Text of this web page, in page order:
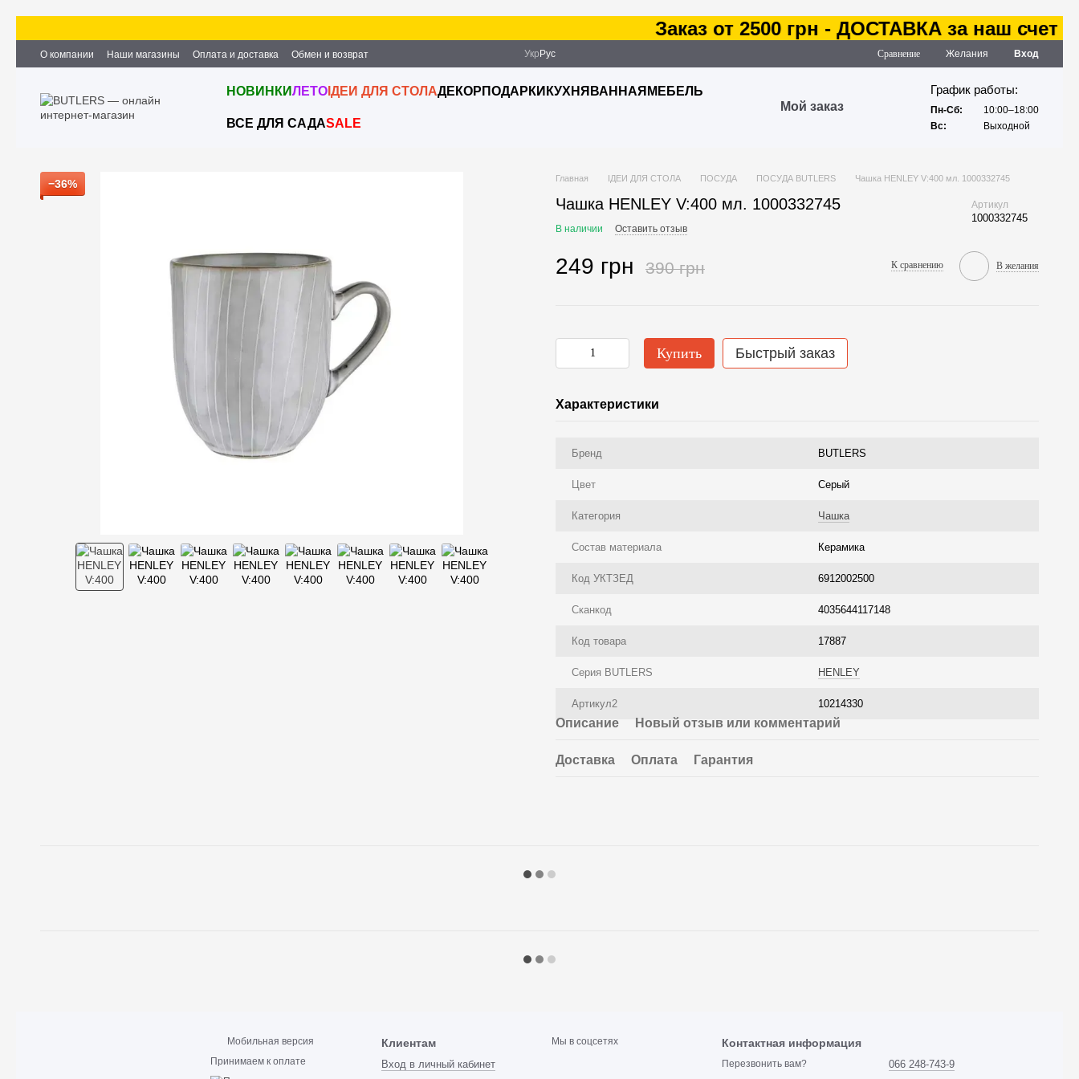
Заказ от 2500 грн - ДОСТАВКА за наш счет
О компании Наши магазины Оплата и доставка
Обмен и возврат
Партнёрство и сотрудничество
Вакансии Контактная информация
Укр Рус Сравнение Желания Вход
НОВИНКИЛЕТО ІДЕИ ДЛЯ СТОЛАДЕКОР ПОДАРКИ КУХНЯ ВАННАЯ МЕБЕЛЬ
ВСЕ ДЛЯ САДАSALE
Мой заказ
График работы:
Пн-Сб:
10:00–18:00
Вс:
Выходной
−36% Главная ІДЕИ ДЛЯ СТОЛА ПОСУДА ПОСУДА BUTLERS Чашка HENLEY V:400 мл. 1000332745
Чашка HENLEY V:400 мл. 1000332745 Артикул
1000332745
В наличии Оставить отзыв
249 грн 390 грн К сравнению В желания
Купить Быстрый заказ
Характеристики
Бренд BUTLERS
Цвет Серый
Категория Чашка
Состав материала Керамика
Код УКТЗЕД 6912002500
Сканкод 4035644117148
Код товара 17887
Серия BUTLERS HENLEY
Артикул2 10214330
Описание Новый отзыв или комментарий
Доставка Оплата Гарантия
Мобильная версия
Принимаем к оплате
Клиентам
Вход в личный кабинет
Мы в соцсетях Контактная информация
Перезвонить вам? 066 248-743-9